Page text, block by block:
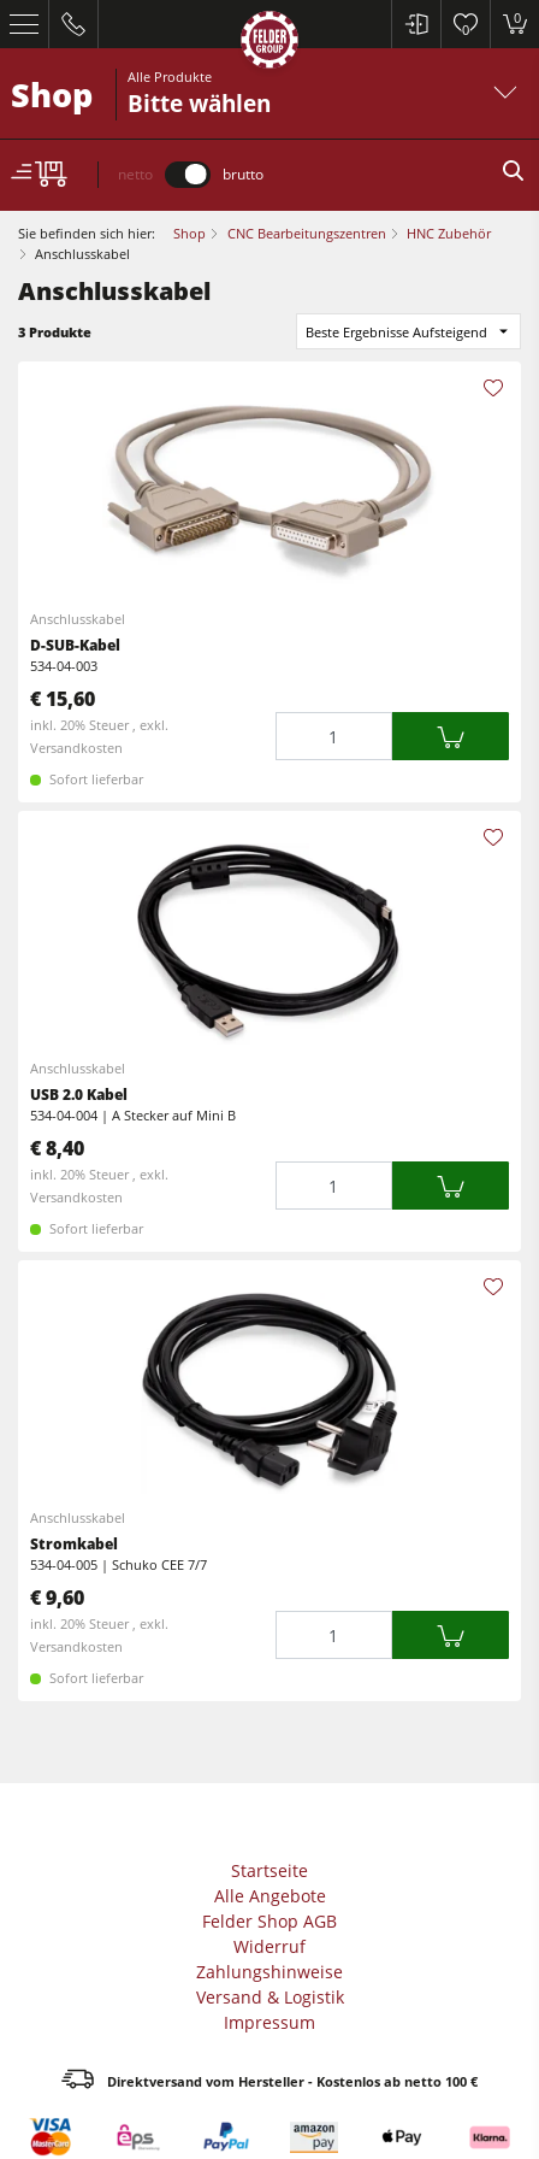
0
0
Kreissägen und Formatkreissägen
Fräsmaschinen
Kreissäge-Fräsmaschinen
Kombimaschinen
CNC-Bearbeitungszentren
CNC Fenster- und Türenbearbeitung
Breitbandschleifmaschinen
Langband- & Kantenschleifmaschinen
Bürst- und Bürstschleifmaschinen
Druckbalkensägen & Plattenaufteilsägen
Brikettierpressen
Heizplattenpressen & Vakuumpressen
Rohluftabsauggeräte
Reinluftabsauggeräte & Entstauber
Vorschubapparate
Werkstattausrüstung
F4Solutions Software
Automatisierung & Materialhandling
Kreissägen und Formatkreissägen
Hobelmaschinen
Fräsmaschinen
Kombimaschinen
CNC Bearbeitungszentren
Kantenanleimmaschinen
Schleifmaschinen
Bürstmaschine
Bohrmaschinen
Druckbalkensägen & Plattenaufteilsägen
Brikettierpressen
Absauggeräte & Entstauber
Shop Alle Produkte
Bitte wählen
netto brutto
Sie befinden sich hier: Shop CNC Bearbeitungszentren
HNC Zubehör
Anschlusskabel
Anschlusskabel
3 Produkte Beste Ergebnisse Aufsteigend
Anschlusskabel
D-SUB-Kabel
534-04-003
€ 15,60
inkl. 20% Steuer , exkl.
Versandkosten
Sofort lieferbar
Anschlusskabel
USB 2.0 Kabel
534-04-004 | A Stecker auf Mini B
€ 8,40
inkl. 20% Steuer , exkl.
Versandkosten
Sofort lieferbar
Anschlusskabel
Stromkabel
534-04-005 | Schuko CEE 7/7
€ 9,60
inkl. 20% Steuer , exkl.
Versandkosten
Sofort lieferbar
Startseite
Alle Angebote
Felder Shop AGB
Widerruf
Zahlungshinweise
Versand & Logistik
Impressum
Direktversand vom Hersteller - Kostenlos ab netto 100 €